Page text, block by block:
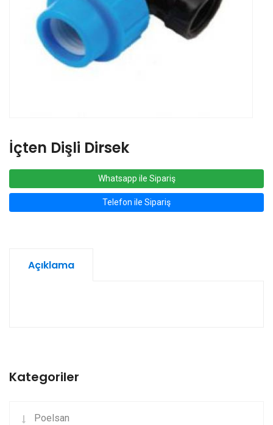
İçten Dişli Dirsek
Whatsapp ile Sipariş
Telefon ile Sipariş
Açıklama
Kategoriler
Poelsan